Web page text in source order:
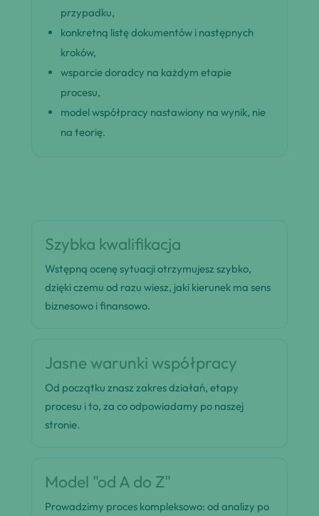
przypadku,
konkretną listę dokumentów i następnych
kroków,
wsparcie doradcy na każdym etapie
procesu,
model współpracy nastawiony na wynik, nie
na teorię.
Szybka kwalifikacja
Wstępną ocenę sytuacji otrzymujesz szybko,
dzięki czemu od razu wiesz, jaki kierunek ma sens
biznesowo i finansowo.
Jasne warunki współpracy
Od początku znasz zakres działań, etapy
procesu i to, za co odpowiadamy po naszej
stronie.
Model "od A do Z"
Prowadzimy proces kompleksowo: od analizy po